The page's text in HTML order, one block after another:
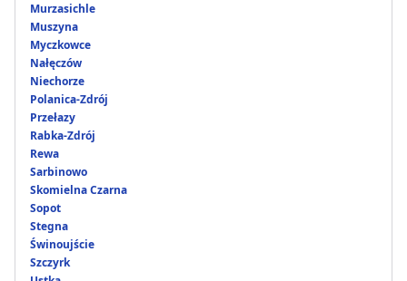
Murzasichle
Muszyna
Myczkowce
Nałęczów
Niechorze
Polanica-Zdrój
Przełazy
Rabka-Zdrój
Rewa
Sarbinowo
Skomielna Czarna
Sopot
Stegna
Świnoujście
Szczyrk